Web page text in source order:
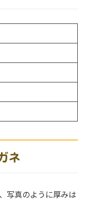
ネ
写真のように厚みは